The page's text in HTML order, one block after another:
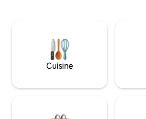
rue de Gros Islet, la marina de Rodney
Bay et la culture locale dynamique. Étant
situé au centre, de la musique
occasionnelle en soirée peut être
attend : réservez votre séjour dès
Cuisine